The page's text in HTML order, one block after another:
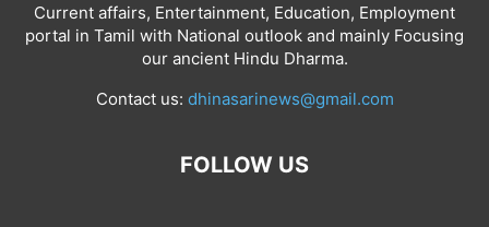
Current affairs, Entertainment, Education, Employment
portal in Tamil with National outlook and mainly Focusing
our ancient Hindu Dharma.
Contact us: dhinasarinews@gmail.com
FOLLOW US